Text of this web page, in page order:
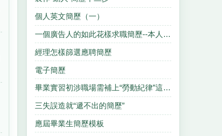
個人英文簡歷（一）
一個廣告人的如此花樣求職簡歷--本人招聘伯樂
經理怎樣篩選應聘簡歷
電子簡歷
畢業實習初涉職場需補上“勞動紀律”這一課
三失誤造就“遞不出的簡歷”
應屆畢業生簡歷模板